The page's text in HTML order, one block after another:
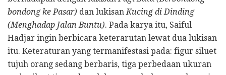
bondong ke Pasar) dan lukisanKucing di Dinding
(Menghadap Jalan Buntu). Pada karya itu, Saiful
Hadjar ingin berbicara keterarutan lewat dua lukisan
itu. Keteraturan yang termanifestasi pada: figur siluet
tujuh orang sedang berbaris, tiga perbedaan ukuran